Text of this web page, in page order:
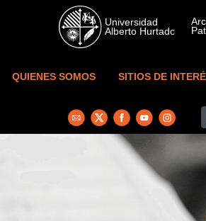
Skip to main content
QUIENES SOMOS SITIOS DE